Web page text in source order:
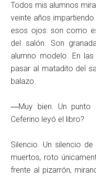
Todos mis alumnos
veinte años
esos ojos: son como
del salón. Son
alumno modelo. En
pasar al matadito del
balazo.
―Muy bien. Un punto
Ceferino leyó el libro?
Silencio. Un silencio
muertos, roto
frente al pizarrón,